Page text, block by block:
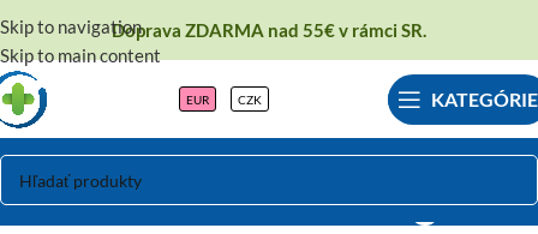
Skip to navigation
Skip to main content
Doprava ZDARMA nad 55€ v rámci SR.
EUR CZK KATEGÓRIE
Ölmühle Solling